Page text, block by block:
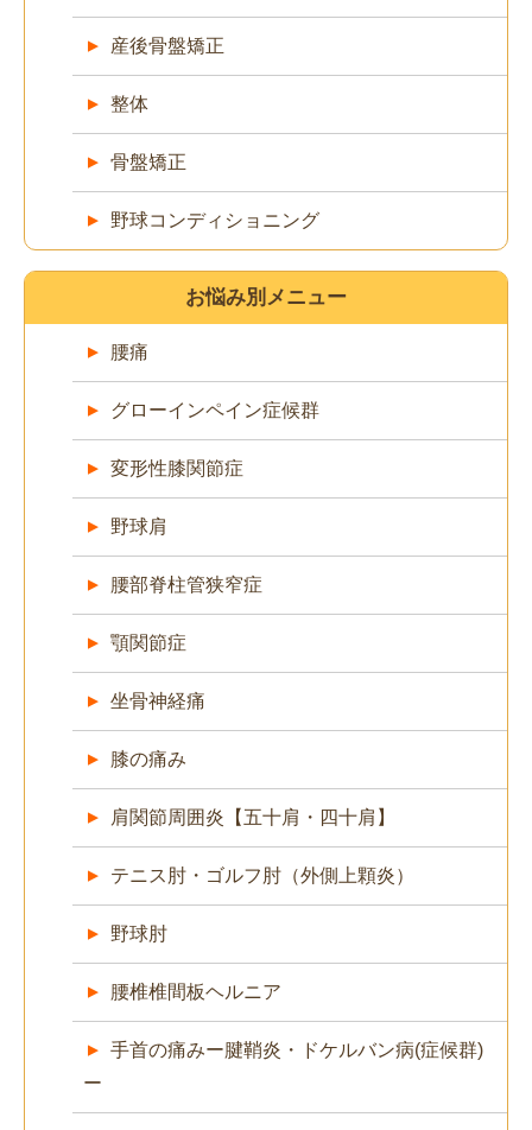
産後骨盤矯正
整体
骨盤矯正
野球コンディショニング
お悩み別メニュー
腰痛
グローインペイン症候群
変形性膝関節症
野球肩
腰部脊柱管狭窄症
顎関節症
坐骨神経痛
膝の痛み
肩関節周囲炎【五十肩・四十肩】
テニス肘・ゴルフ肘（外側上顆炎）
野球肘
腰椎椎間板ヘルニア
手首の痛みー腱鞘炎・ドケルバン病(症候群)
ー